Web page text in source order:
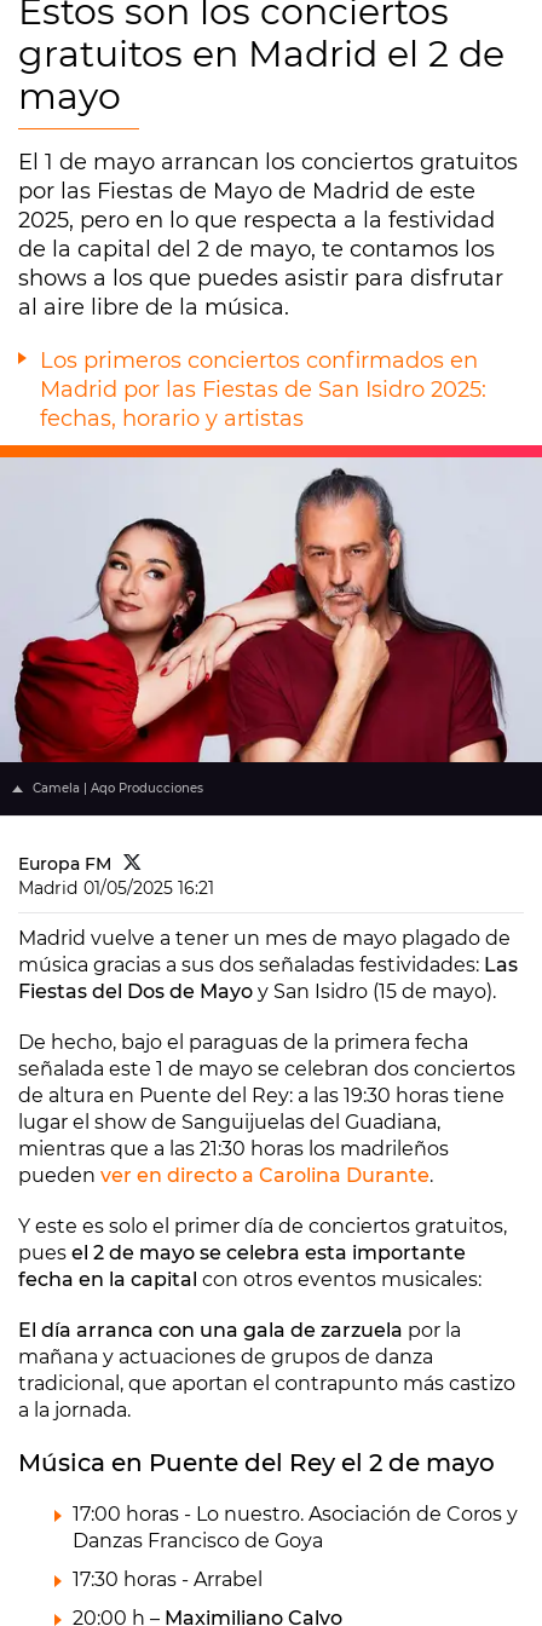
Estos son los conciertos
gratuitos en Madrid el 2 de
mayo
El 1 de mayo arrancan los conciertos gratuitos
por las Fiestas de Mayo de Madrid de este
2025, pero en lo que respecta a la festividad
de la capital del 2 de mayo, te contamos los
shows a los que puedes asistir para disfrutar
al aire libre de la música.
Los primeros conciertos confirmados en
Madrid por las Fiestas de San Isidro 2025:
fechas, horario y artistas
Camela | Aqo Producciones
Europa FM
Madrid 01/05/2025 16:21
Madrid vuelve a tener un mes de mayo plagado de
música gracias a sus dos señaladas festividades: Las
Fiestas del Dos de Mayo y San Isidro (15 de mayo).
De hecho, bajo el paraguas de la primera fecha
señalada este 1 de mayo se celebran dos conciertos
de altura en Puente del Rey: a las 19:30 horas tiene
lugar el show de Sanguijuelas del Guadiana,
mientras que a las 21:30 horas los madrileños
pueden ver en directo a Carolina Durante.
Y este es solo el primer día de conciertos gratuitos,
pues el 2 de mayo se celebra esta importante
fecha en la capital con otros eventos musicales:
El día arranca con una gala de zarzuela por la
mañana y actuaciones de grupos de danza
tradicional, que aportan el contrapunto más castizo
a la jornada.
Música en Puente del Rey el 2 de mayo
17:00 horas - Lo nuestro. Asociación de Coros y
Danzas Francisco de Goya
17:30 horas - Arrabel
20:00 h – Maximiliano Calvo